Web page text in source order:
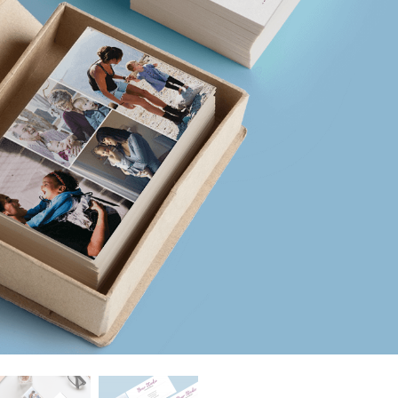
ретуши Ретушь ювелирных
изделий
Данные для